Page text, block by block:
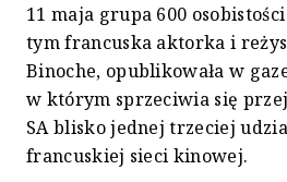
11 maja grupa 600
tym francuska aktorka i
Binoche, opublikowała w
w którym sprzeciwia się
SA blisko jednej trzeciej
francuskiej sieci kinowej.